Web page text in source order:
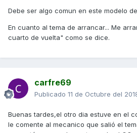
Debe ser algo comun en este modelo
En cuanto al tema de arrancar... Me
cuarto de vuelta" como se dice.
carfre69
Publicado 11 de Octubre del
Buenas tardes,el otro dia estuve en el
le comente al mecanico que salió el